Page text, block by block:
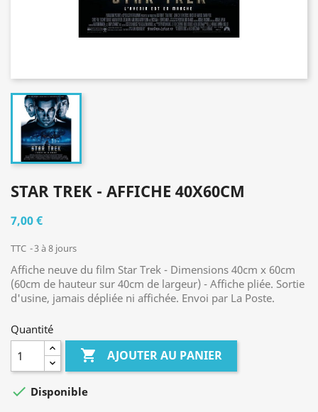
STAR TREK - AFFICHE 40X60CM
7,00 €
TTC 3 à 8 jours
Affiche neuve du film Star Trek - Dimensions 40cm x 60cm
(60cm de hauteur sur 40cm de largeur) - Affiche pliée. Sortie
d'usine, jamais dépliée ni affichée. Envoi par La Poste.
Quantité
 AJOUTER AU PANIER
 Disponible